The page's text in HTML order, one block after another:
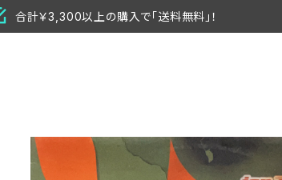
合計￥3,300以上の購入で「送料無料」！